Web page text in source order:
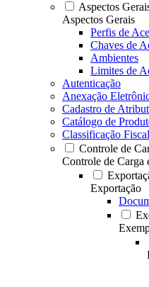
Aspectos
Aspectos Gerais
Perfis de
Chaves de
Ambientes
Limites de
Autenticação
Anexação
Cadastro de
Catálogo de
Classificação
Controle de
Controle de Carga
Exportação